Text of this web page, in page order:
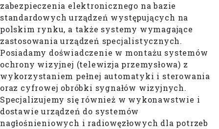
zabezpieczenia elektronicznego na bazie
standardowych urządzeń występujących na
polskim rynku, a także systemy wymagające
zastosowania urządzeń specjalistycznych.
Posiadamy doświadczenie w montażu systemów
ochrony wizyjnej (telewizja przemysłowa) z
wykorzystaniem pełnej automatyki i sterowania
oraz cyfrowej obróbki sygnałów wizyjnych.
Specjalizujemy się również w wykonawstwie i
dostawie urządzeń do systemów
nagłośnieniowych i radiowęzłowych dla potrzeb